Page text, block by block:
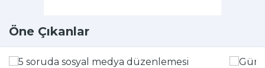
Öne Çıkanlar